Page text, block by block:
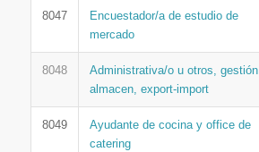
8047
Encuestador/a de estudio de
mercado
8048
Administrativa/o u otros, gestión
almacen, export-import
8049
Ayudante de cocina y office de
catering